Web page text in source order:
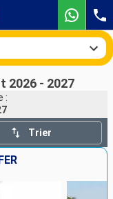
2026 - 2027
:
Trier